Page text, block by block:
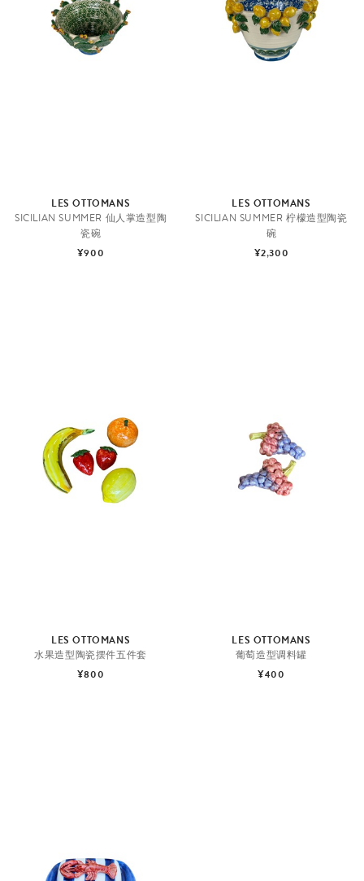
LES OTTOMANS
SICILIAN SUMMER 仙人掌造型陶
瓷碗
¥900
LES OTTOMANS
SICILIAN SUMMER 柠檬造型陶瓷
碗
¥2,300
LES OTTOMANS
水果造型陶瓷摆件五件套
¥800
LES OTTOMANS
葡萄造型调料罐
¥400